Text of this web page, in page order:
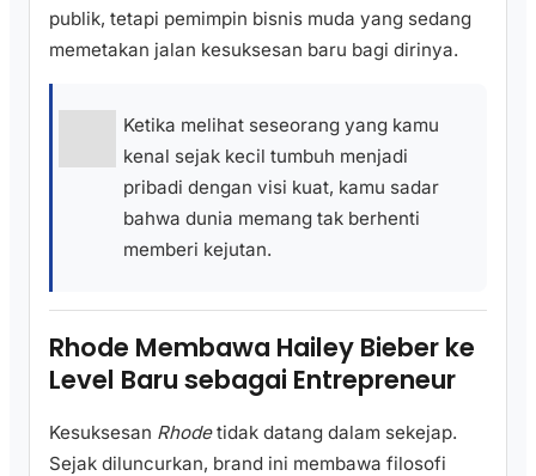
publik, tetapi pemimpin bisnis muda yang sedang
memetakan jalan kesuksesan baru bagi dirinya.
Ketika melihat seseorang yang kamu
kenal sejak kecil tumbuh menjadi
pribadi dengan visi kuat, kamu sadar
bahwa dunia memang tak berhenti
memberi kejutan.
Rhode Membawa Hailey Bieber ke
Level Baru sebagai Entrepreneur
Kesuksesan Rhodetidak datang dalam sekejap.
Sejak diluncurkan, brand ini membawa filosofi